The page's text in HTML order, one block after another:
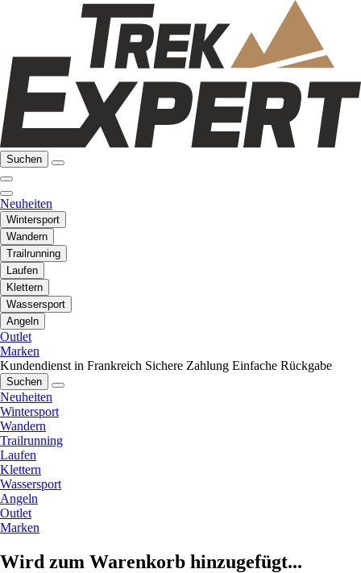
Suchen
Neuheiten
Wintersport
Wandern
Trailrunning
Laufen
Klettern
Wassersport
Angeln
Outlet
Marken
Kundendienst in Frankreich Sichere Zahlung Einfache Rückgabe
Suchen
Neuheiten
Wintersport
Wandern
Trailrunning
Laufen
Klettern
Wassersport
Angeln
Outlet
Marken
Wird zum Warenkorb hinzugefügt...